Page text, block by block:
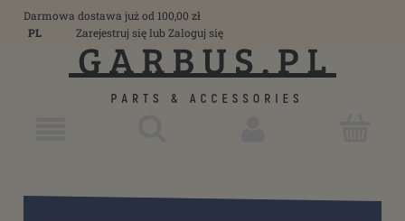
Darmowa dostawa już od 100,00 zł
PL
Zarejestruj sięlub Zaloguj się